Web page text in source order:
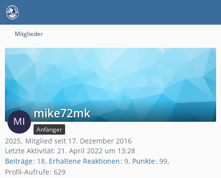
Mitglieder
mike72mk
Anfänger
2025 Mitglied seit 17. Dezember 2016
Letzte Aktivität: 21. April 2022 um 13:28
Beiträge 18 Erhaltene Reaktionen 9 Punkte 99
Profil-Aufrufe 629